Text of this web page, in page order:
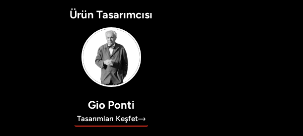
Ürün Tasarımcısı
Gio Ponti
Tasarımları Keşfet